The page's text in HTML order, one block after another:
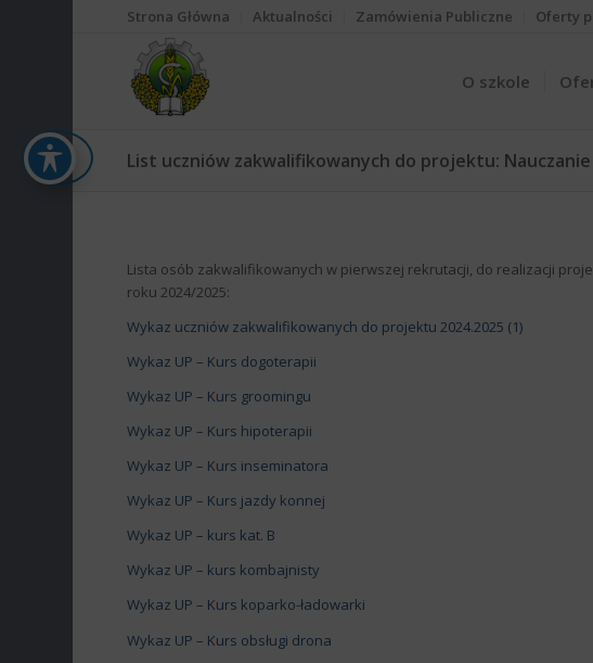
Strona Główna Aktualności Zamówienia Publiczne Oferty
O szkole
List uczniów zakwalifikowanych do projektu:
Lista osób zakwalifikowanych w pierwszej rekrutacji, do realizacji
roku 2024/2025:
Wykaz uczniów zakwalifikowanych do projektu 2024.2025 (1)
Wykaz UP – Kurs dogoterapii
Wykaz UP – Kurs groomingu
Wykaz UP – Kurs hipoterapii
Wykaz UP – Kurs inseminatora
Wykaz UP – Kurs jazdy konnej
Wykaz UP – kurs kat. B
Wykaz UP – kurs kombajnisty
Wykaz UP – Kurs koparko-ładowarki
Wykaz UP – Kurs obsługi drona